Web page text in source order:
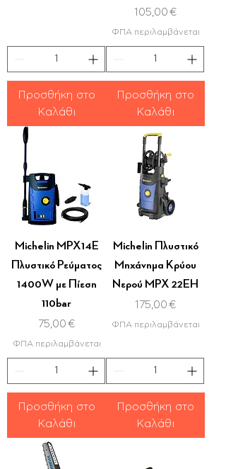
Προσθήκη στο
Καλάθι
Τιμή
105,00 €
ΦΠΑ περιλαμβάνεται
Προσθήκη στο
Καλάθι
Michelin MPX14E
Πλυστικό Ρεύματος
1400W με Πίεση
110bar
Τιμή
75,00 €
ΦΠΑ περιλαμβάνεται
Προσθήκη στο
Καλάθι
Michelin Πλυστικό
Μηχάνημα Κρύου
Νερού MPX 22EH
Τιμή
175,00 €
ΦΠΑ περιλαμβάνεται
Προσθήκη στο
Καλάθι